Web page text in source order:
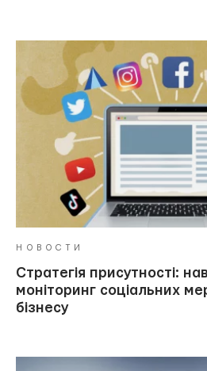
НОВОСТИ
Стратегія присутності:
моніторинг соціальних
бізнесу